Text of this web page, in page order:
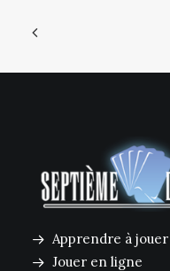
Apprendre à jouer
Jouer en ligne